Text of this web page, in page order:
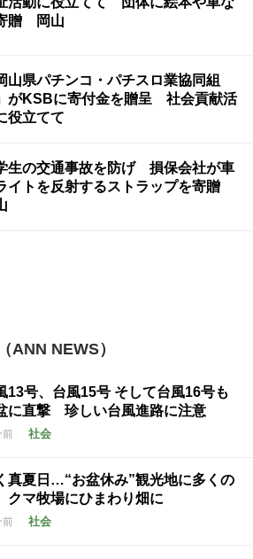
贈 岡山
山県パチンコ・パチスロ業協同組
がKSBに寄付金を贈呈 社会貢献活
役立てて
生の交通事故を防げ 損保会社が車
イトを反射するストラップを寄贈
ANN NEWS）
13号、台風15号 そして台風16号も
に直撃 珍しい台風進路に注意
前 社会
真夏日…“お盆休み”観光地に多くの
マ牧場にひまわり畑に
前 社会